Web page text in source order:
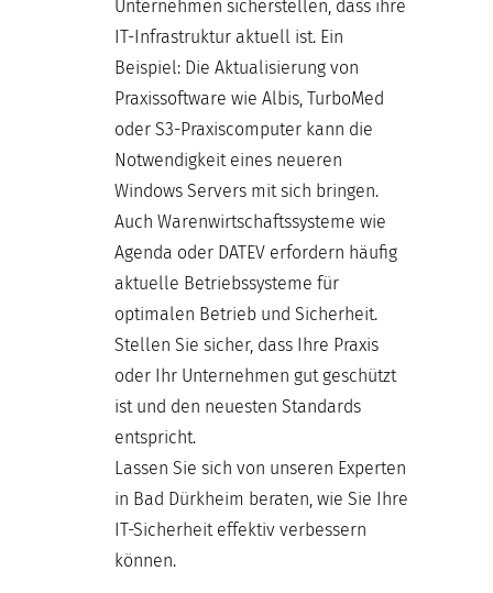
Unternehmen sicherstellen, dass ihre
IT-Infrastruktur aktuell ist. Ein
Beispiel: Die Aktualisierung von
Praxissoftware wie Albis, TurboMed
oder S3-Praxiscomputer kann die
Notwendigkeit eines neueren
Windows Servers mit sich bringen.
Auch Warenwirtschaftssysteme wie
Agenda oder DATEV erfordern häufig
aktuelle Betriebssysteme für
optimalen Betrieb und Sicherheit.
Stellen Sie sicher, dass Ihre Praxis
oder Ihr Unternehmen gut geschützt
ist und den neuesten Standards
entspricht.
Lassen Sie sich von unseren Experten
in Bad Dürkheim beraten, wie Sie Ihre
IT-Sicherheit effektiv verbessern
können.